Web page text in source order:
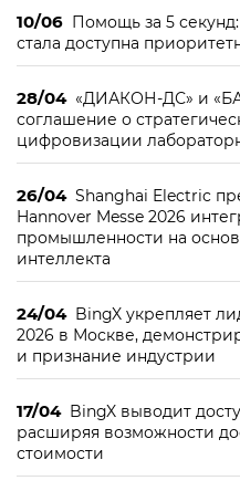
10/06 Помощь за 5
стала доступна
28/04 «ДИАКОН-ДС» и
соглашение о
цифровизации
26/04 Shanghai Electric
Hannover Messe 2026
промышленности на
интеллекта
24/04 BingX укрепляет
2026 в Москве,
и признание индустрии
17/04 BingX выводит
расширяя возможности
стоимости